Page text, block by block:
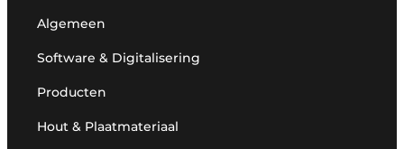
Algemeen
Software & Digitalisering
Producten
Hout & Plaatmateriaal